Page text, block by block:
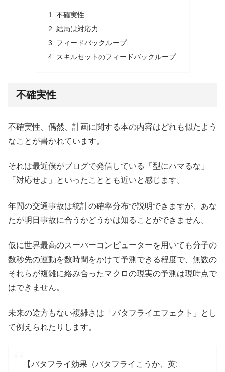
不確実性
結局は対応力
フィードバックループ
スキルセットのフィードバックループ
不確実性
不確実性、偶然、計画に関する本の内容はどれも似たよう
なことが書かれています。
それは最近僕がブログで発信している「型にハマるな」
「対応せよ」といったこととも近いと感じます。
年間の交通事故は統計の確率分布で説明できますが、あな
たが明日事故に合うかどうかは知ることができません。
仮に世界最高のスーパーコンピューターを用いても分子の
数秒先の運動を数時間をかけて予測できる程度で、無数の
それらが複雑に絡み合ったマクロの現実の予測は現時点で
はできません。
未来の途方もない複雑さは「バタフライエフェクト」とし
て例えられたりします。
【バタフライ効果（バタフライこうか、英: